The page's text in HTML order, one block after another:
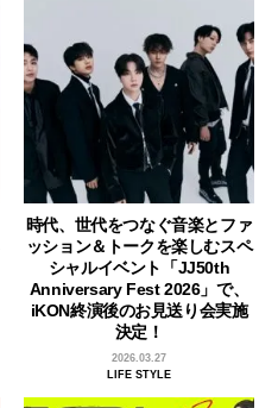
時代、世代をつなぐ音楽とファ
ッション＆トークを楽しむスペ
シャルイベント「JJ50th
Anniversary Fest 2026」で、
iKON終演後のお見送り会実施
決定！
2026.03.27
LIFE STYLE